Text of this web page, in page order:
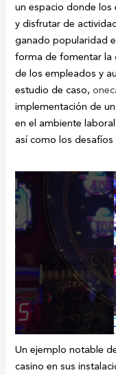
un espacio donde los
y disfrutar de
ganado popularidad
forma de fomentar la
de los empleados y
estudio de caso,
implementación de
en el ambiente
así como los
Un ejemplo notable
casino en sus